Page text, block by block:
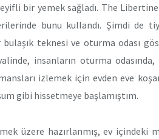
bir yemek sağladı. The
bunu kullandı. Şimdi de
bulaşık teknesi ve oturma odası
insanların oturma odasında,
izlemek için evden eve
gibi hissetmeye başlamıştım.
üzere hazırlanmış, ev içindeki